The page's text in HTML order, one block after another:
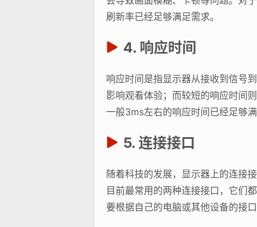
刷新率已经足够满足需求。
4. 响应时间
响应时间是指显示器从接收到信号
影响观看体验；而较短的响应时间
一般3ms左右的响应时间已经足够满
5. 连接接口
随着科技的发展，显示器上的连接
目前最常用的两种连接接口，它们
要根据自己的电脑或其他设备的接口